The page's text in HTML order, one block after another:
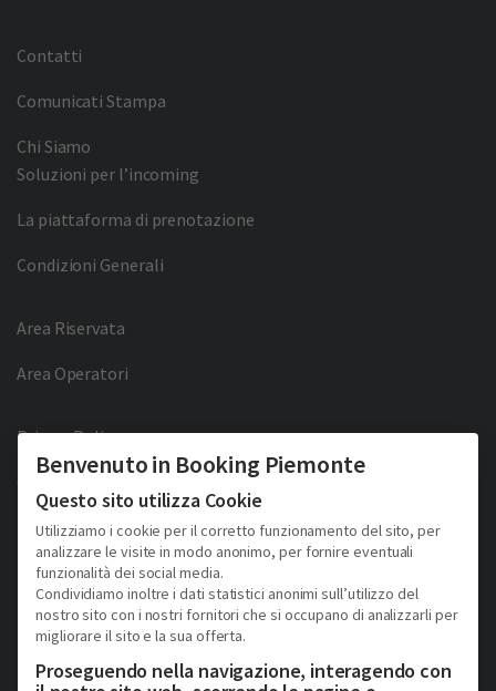
Contatti
Comunicati Stampa
Chi Siamo
Soluzioni per l’incoming
La piattaforma di prenotazione
Condizioni Generali
Area Riservata
Area Operatori
Privacy Policy
Facebook Twitter YouTube Pinterest
Benvenuto in Booking Piemonte
Questo sito utilizza Cookie
Utilizziamo i cookie per il corretto funzionamento del sito, per
analizzare le visite in modo anonimo, per fornire eventuali
funzionalità dei social media.
Condividiamo inoltre i dati statistici anonimi sull’utilizzo del
nostro sito con i nostri fornitori che si occupano di analizzarli per
migliorare il sito e la sua offerta.
Proseguendo nella navigazione, interagendo con